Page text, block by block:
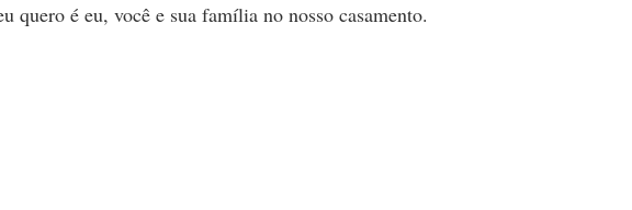
quero é eu, você e sua família no nosso casamento.